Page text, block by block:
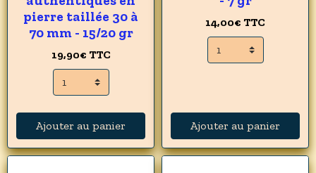
pierre taillée 30 à
70 mm - 15/20 gr
19,90€ TTC
Ajouter au panier
14,00€ TTC
Ajouter au panier